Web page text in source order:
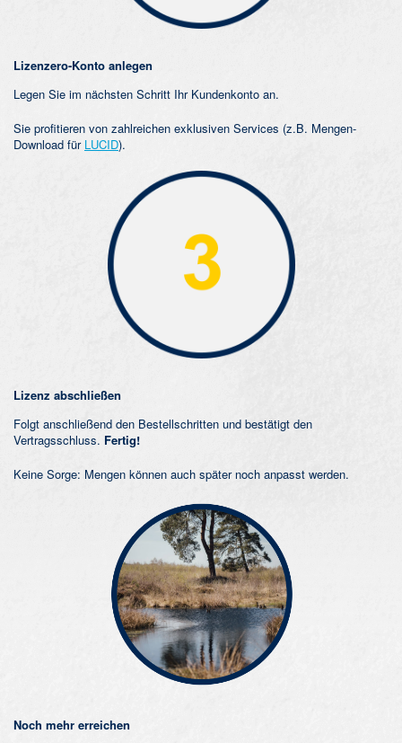
Lizenzero-Konto anlegen
Legen Sie im nächsten Schritt Ihr Kundenkonto an.
Sie profitieren von zahlreichen exklusiven Services (z.B. Mengen-
Download für LUCID).
Lizenz abschließen
Folgt anschließend den Bestellschritten und bestätigt den
Vertragsschluss. Fertig!
Keine Sorge: Mengen können auch später noch anpasst werden.
Noch mehr erreichen